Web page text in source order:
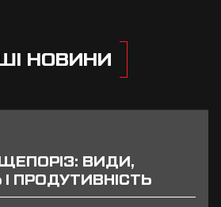
НОВИНИ
ВИДИ,
ПРОДУТИВНІСТЬ